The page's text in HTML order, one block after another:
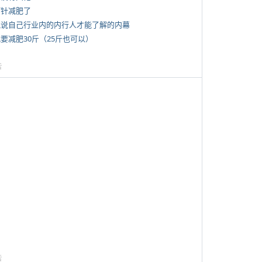
减肥了
自己行业内的内行人才能了解的内幕
减肥30斤（25斤也可以）